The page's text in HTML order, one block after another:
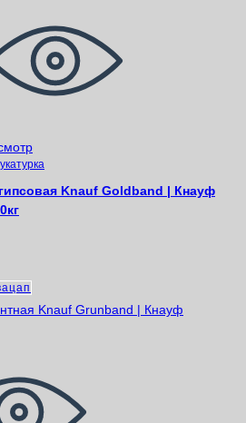
Knauf Goldband | Кнауф